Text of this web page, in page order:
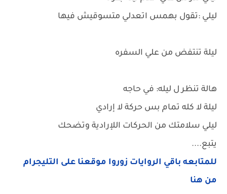
ليلي :تقول بهمس اتعدلي متسوقيش فيها
ليلة تنتفض من علي السفره
هالة تنظر ل ليله: في حاجه
ليلة لا كله تمام بس حركة لا إرادي
ليلي سلامتك من الحركات اللإرادية وتضحك
يتبع....
للمتابعه باقي الروايات زوروا موقعنا على التليجرام
من هنا